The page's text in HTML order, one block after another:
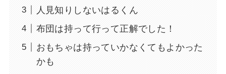
人見知りしないはるくん
布団は持って行って正解でした！
おもちゃは持っていかなくてもよかった
かも